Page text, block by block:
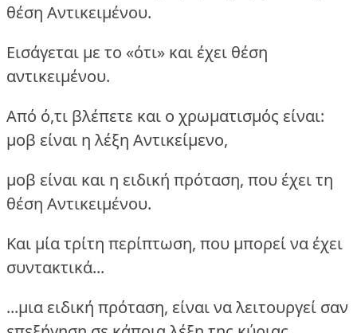
θέση Αντικειμένου.
Εισάγεται με το «ότι» και έχει θέση
αντικειμένου.
Από ό,τι βλέπετε και ο χρωματισμός είναι:
μοβ είναι η λέξη Αντικείμενο,
μοβ είναι και η ειδική πρόταση, που έχει τη
θέση Αντικειμένου.
Και μία τρίτη περίπτωση, που μπορεί να έχει
συντακτικά...
...μια ειδική πρόταση, είναι να λειτουργεί σαν